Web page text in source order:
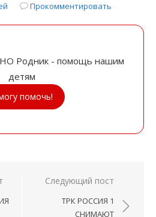
Прокомментировать
Родник - помощь нашим
детям
помочь!
Следующий пост
ТРК РОССИЯ 1
СНИМАЮТ